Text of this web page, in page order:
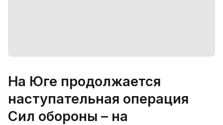
На Юге продолжается
наступательная операция
Сил обороны – на